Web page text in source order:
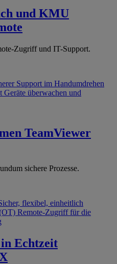
und KMU
Zugriff und IT-Support.
Support im Handumdrehen
Geräte überwachen und
TeamViewer
sichere Prozesse.
flexibel, einheitlich
Remote-Zugriff für die
Echtzeit